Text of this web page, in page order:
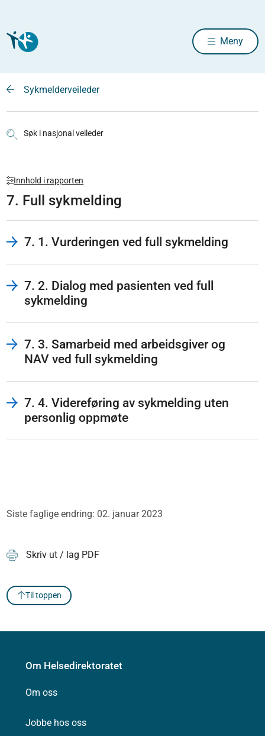
Meny
Sykmelderveileder
Søk i nasjonal veileder
Innhold i rapporten
7. Full sykmelding
7. 1. Vurderingen ved full sykmelding​
7. 2. Dialog med pasienten ved full
sykmelding
7. 3. Samarbeid med arbeidsgiver og
NAV ved full sykmelding
7. 4. Videreføring av sykmelding uten
personlig oppmøte
Siste faglige endring: 02. januar 2023
Skriv ut / lag PDF
Til toppen
Om Helsedirektoratet
Om oss
Jobbe hos oss